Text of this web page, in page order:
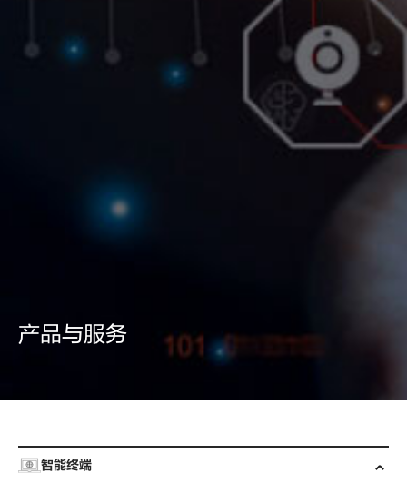
产品与服务
智能终端